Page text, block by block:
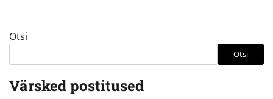
Otsi
Otsi
Värsked postitused